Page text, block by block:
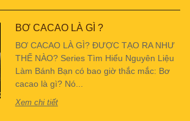
BƠ CACAO LÀ GÌ ?
BƠ CACAO LÀ GÌ? ĐƯỢC TẠO RA NHƯ
THẾ NÀO? Series Tìm Hiểu Nguyên Liệu
Làm Bánh Bạn có bao giờ thắc mắc: Bơ
cacao là gì? Nó...
Xem chi tiết